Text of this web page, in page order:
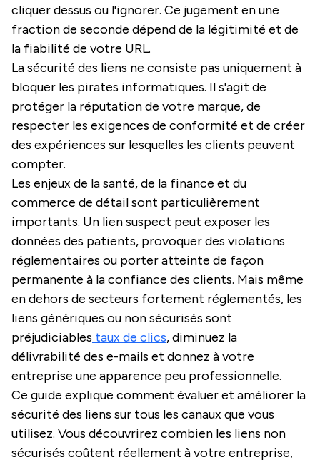
cliquer dessus ou l'ignorer. Ce jugement en une
fraction de seconde dépend de la légitimité et de
la fiabilité de votre URL.
La sécurité des liens ne consiste pas uniquement à
bloquer les pirates informatiques. Il s'agit de
protéger la réputation de votre marque, de
respecter les exigences de conformité et de créer
des expériences sur lesquelles les clients peuvent
compter.
Les enjeux de la santé, de la finance et du
commerce de détail sont particulièrement
importants. Un lien suspect peut exposer les
données des patients, provoquer des violations
réglementaires ou porter atteinte de façon
permanente à la confiance des clients. Mais même
en dehors de secteurs fortement réglementés, les
liens génériques ou non sécurisés sont
préjudiciables taux de clics, diminuez la
délivrabilité des e-mails et donnez à votre
entreprise une apparence peu professionnelle.
Ce guide explique comment évaluer et améliorer la
sécurité des liens sur tous les canaux que vous
utilisez. Vous découvrirez combien les liens non
sécurisés coûtent réellement à votre entreprise,